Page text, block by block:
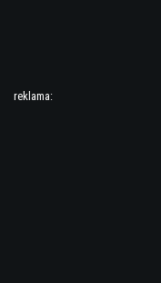
reklama: